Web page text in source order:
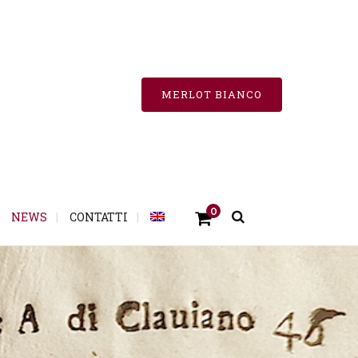
MERLOT BIANCO
NEWS CONTATTI 0